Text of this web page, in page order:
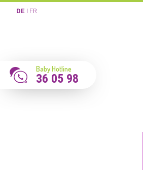
DE FR
Baby Hotline
36 05 98